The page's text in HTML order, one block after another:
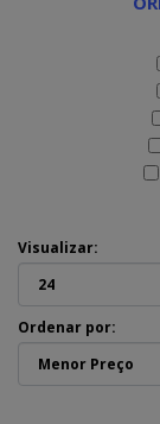
Visualizar:
Ordenar por: